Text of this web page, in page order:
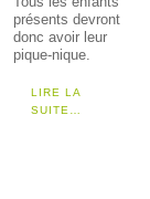
présents devront
donc avoir leur
pique-nique.
LIRE LA
SUITE…